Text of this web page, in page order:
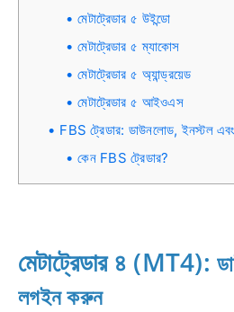
মেটাট্রেডার ৫ উইন্ডো
মেটাট্রেডার ৫ ম্যাকোস
মেটাট্রেডার ৫ অ্যান্ড্রয়েড
মেটাট্রেডার ৫ আইওএস
FBS ট্রেডার: ডাউনলোড, ইনস্টল
কেন FBS ট্রেডার?
মেটাট্রেডার ৪ (MT4):
লগইন করুন